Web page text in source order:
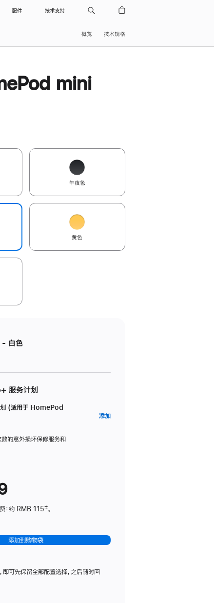
配件 技术支持
概览 技术规格
mini
午夜色
黄色
白色
服务计划
(适用于 HomePod
的意外损坏保修服务和
添加AppleCare+
：约 RMB 115‡。
添加到购物袋
即可先保留全部配置选择，之后随时回